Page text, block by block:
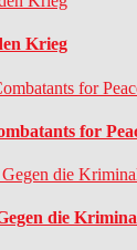
Krieg
for
die